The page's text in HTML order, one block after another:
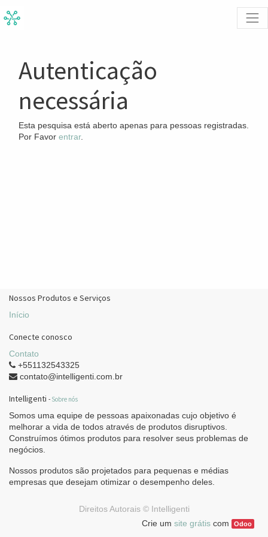
Autenticação
necessária
Esta pesquisa está aberto apenas para pessoas registradas.
Por Favor entrar.
Nossos Produtos e Serviços
Início
Conecte conosco
Contato
+551132543325
contato@intelligenti.com.br
Intelligenti - Sobre nós
Somos uma equipe de pessoas apaixonadas cujo objetivo é
melhorar a vida de todos através de produtos disruptivos.
Construímos ótimos produtos para resolver seus problemas de
negócios.
Nossos produtos são projetados para pequenas e médias
empresas que desejam otimizar o desempenho deles.
Direitos Autorais © Intelligenti
Crie um site grátiscom Odoo